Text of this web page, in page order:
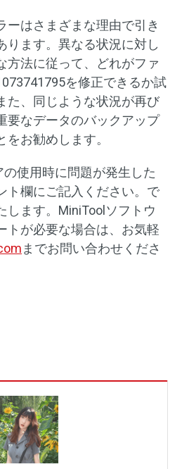
ーはさまざまな理由で引き
ります。異なる状況に対し
方法に従って、どれがファ
を修正できるか試
た、同じような状況が再び
要なデータのバックアップ
お勧めします。
使用時に問題が発生した
ト欄にご記入ください。で
します。MiniToolソフトウ
トが必要な場合は、お気軽
までお問い合わせくださ